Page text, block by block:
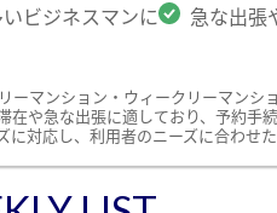
ビジネスマンに 急な出張
ーマンション・ウィークリーマン
在や急な出張に適しており、予約
対応し、利用者のニーズに合わせ